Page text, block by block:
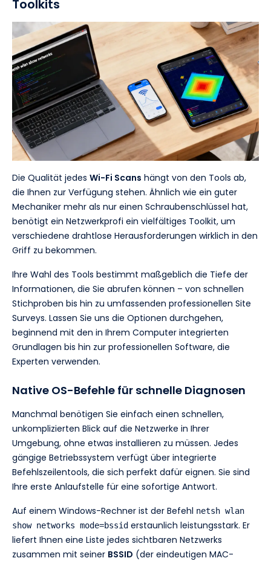
Toolkits
Die Qualität jedes Wi-Fi Scans hängt von den Tools ab,
die Ihnen zur Verfügung stehen. Ähnlich wie ein guter
Mechaniker mehr als nur einen Schraubenschlüssel hat,
benötigt ein Netzwerkprofi ein vielfältiges Toolkit, um
verschiedene drahtlose Herausforderungen wirklich in den
Griff zu bekommen.
Ihre Wahl des Tools bestimmt maßgeblich die Tiefe der
Informationen, die Sie abrufen können – von schnellen
Stichproben bis hin zu umfassenden professionellen Site
Surveys. Lassen Sie uns die Optionen durchgehen,
beginnend mit den in Ihrem Computer integrierten
Grundlagen bis hin zur professionellen Software, die
Experten verwenden.
Native OS-Befehle für schnelle Diagnosen
Manchmal benötigen Sie einfach einen schnellen,
unkomplizierten Blick auf die Netzwerke in Ihrer
Umgebung, ohne etwas installieren zu müssen. Jedes
gängige Betriebssystem verfügt über integrierte
Befehlszeilentools, die sich perfekt dafür eignen. Sie sind
Ihre erste Anlaufstelle für eine sofortige Antwort.
Auf einem Windows-Rechner ist der Befehl netsh wlan
show networks mode=bssid erstaunlich leistungsstark. Er
liefert Ihnen eine Liste jedes sichtbaren Netzwerks
zusammen mit seiner BSSID (der eindeutigen MAC-